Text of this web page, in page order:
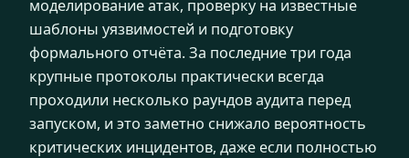
моделирование атак, проверку на известные
шаблоны уязвимостей и подготовку
формального отчёта. За последние три года
крупные протоколы практически всегда
проходили несколько раундов аудита перед
запуском, и это заметно снижало вероятность
критических инцидентов, даже если полностью